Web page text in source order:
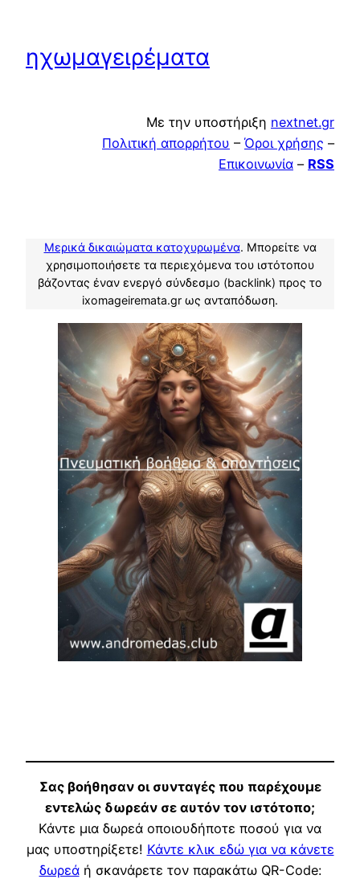
ηχωμαγειρέματα
Με την υποστήριξη nextnet.gr
Πολιτική απορρήτου – Όροι χρήσης –
Επικοινωνία – RSS
Μερικά δικαιώματα κατοχυρωμένα. Μπορείτε να
χρησιμοποιήσετε τα περιεχόμενα του ιστότοπου
βάζοντας έναν ενεργό σύνδεσμο (backlink) προς το
ixomageiremata.gr ως ανταπόδωση.
Σας βοήθησαν οι συνταγές που παρέχουμε
εντελώς δωρεάν σε αυτόν τον ιστότοπο;
Κάντε μια δωρεά οποιουδήποτε ποσού για να
μας υποστηρίξετε! Κάντε κλικ εδώ για να κάνετε
δωρεάή σκανάρετε τον παρακάτω QR-Code: